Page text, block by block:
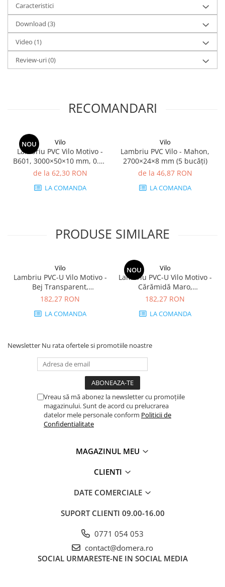
Caracteristici
Download (3)
Video (1)
Review-uri(0)
RECOMANDARI
NOU Vilo
Lambriu PVC Vilo Motivo -
B601, 3000×50×10 mm, 0.75
mp/cutie (5 bucăți)
de la 62,30 RON
LA COMANDA
Vilo
Lambriu PVC Vilo - Mahon,
2700×24×8 mm (5 bucăți)
de la 46,87 RON
LA COMANDA
PRODUSE SIMILARE
Vilo
Lambriu PVC-U Vilo Motivo -
Bej Transparent,
2650×250×8 mm, 2.65
182,27 RON
LA COMANDA
NOU Vilo
Lambriu PVC-U Vilo Motivo -
Cărămidă Maro,
2650×250×8 mm, 2.65
182,27 RON
LA COMANDA
Newsletter Nu rata ofertele si promotiile noastre
Vreau să mă abonez la newsletter cu promoțiile
magazinului. Sunt de acord cu prelucrarea
datelor mele personale conform Politicii de
Confidentialitate
MAGAZINUL MEU
CLIENTI
DATE COMERCIALE
SUPORT CLIENTI 09.00-16.00
0771 054 053
contact@domera.ro
SOCIAL URMARESTE-NE IN SOCIAL MEDIA